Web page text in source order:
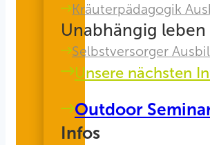
Kräuterpädagogik
Unabhängig leben
Selbstversorger
Unsere nächsten
Outdoor
Infos